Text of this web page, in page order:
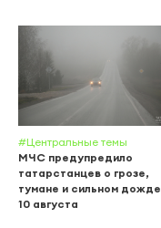
#Центральные темы
МЧС предупредило
татарстанцев о грозе,
тумане и сильном дожде
10 августа